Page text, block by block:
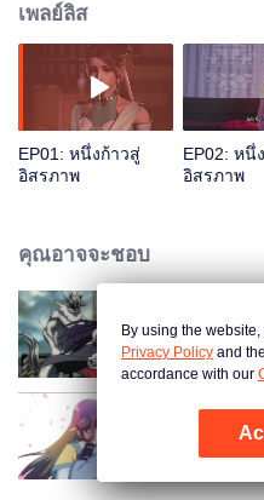
ชำระโพธิจิต สุดท้ายได้ต่อสู้กับจ้าวผู้กุมช
เพลย์ลิส
EP01: หนึ่งก้าวสู่
อิสรภาพ
EP02: หนึ่
อิสรภาพ
คุณอาจจะชอบ
เซียนจอ
บล็อกเก
By using the
Privacy Policy and
accordance with our